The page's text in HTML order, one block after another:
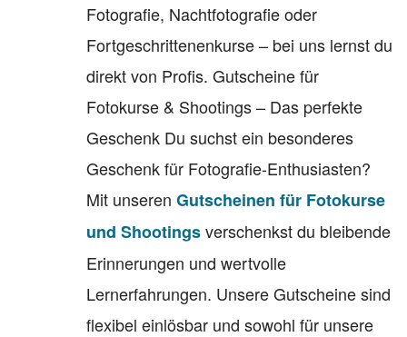
Fotografie, Nachtfotografie oder
Fortgeschrittenenkurse – bei uns lernst du
direkt von Profis. Gutscheine für
Fotokurse & Shootings – Das perfekte
Geschenk Du suchst ein besonderes
Geschenk für Fotografie-Enthusiasten?
Mit unseren Gutscheinen für Fotokurse
und Shootingsverschenkst du bleibende
Erinnerungen und wertvolle
Lernerfahrungen. Unsere Gutscheine sind
flexibel einlösbar und sowohl für unsere